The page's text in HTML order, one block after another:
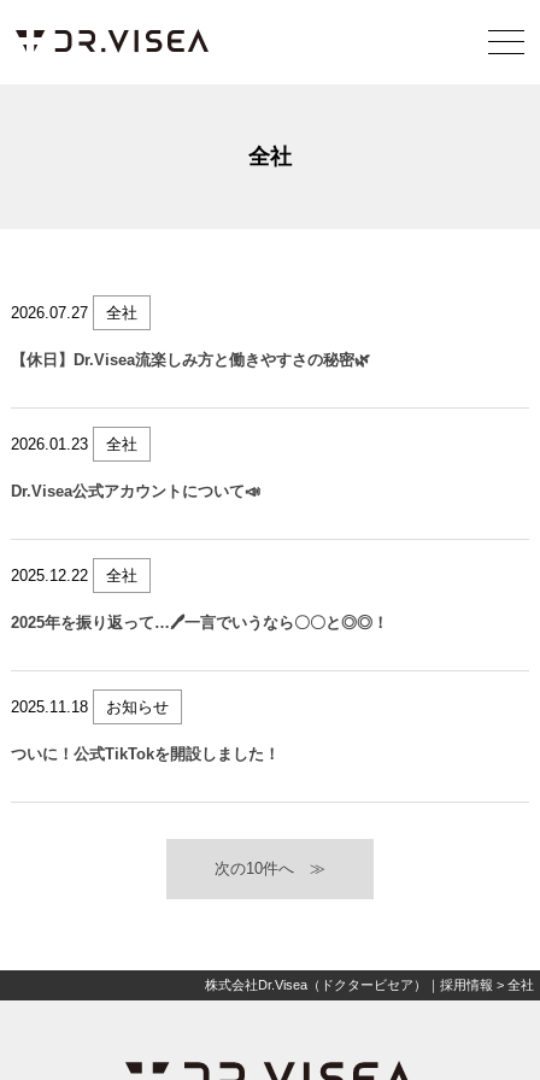
全社
2026.07.27 全社
【休日】Dr.Visea流楽しみ方と働きやすさの秘密🌿
2026.01.23 全社
Dr.Visea公式アカウントについて📣
2025.12.22 全社
2025年を振り返って…🖊一言でいうなら〇〇と◎◎！
2025.11.18 お知らせ
ついに！公式TikTokを開設しました！
≫
株式会社Dr.Visea（ドクタービセア）｜採用情報 > 全社